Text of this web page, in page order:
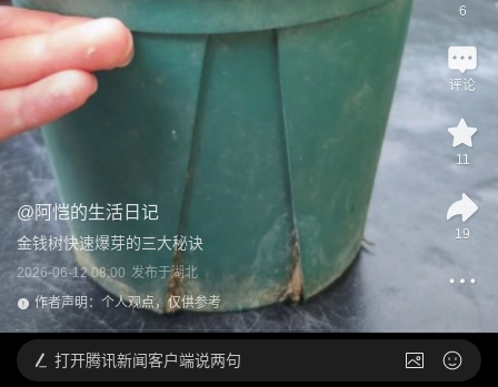
@阿恺的生活日记
金钱树快速爆芽的三大秘诀
2026-06-12 08:00 发布于湖北
作者声明：个人观点，仅供参考
6
评论
11
19
打开腾讯新闻客户端说两句